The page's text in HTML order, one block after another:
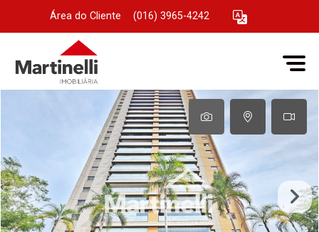
Área do Cliente (016) 3965-4242